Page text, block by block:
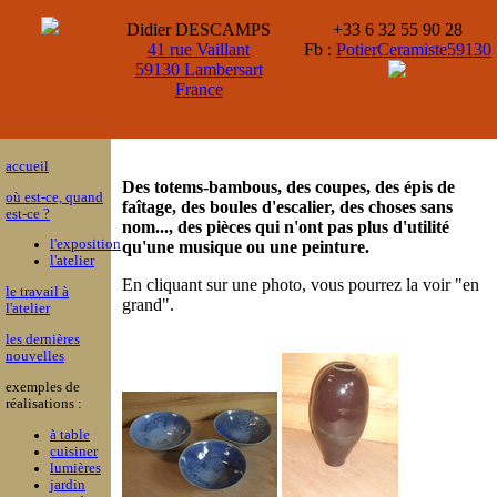
Didier DESCAMPS
41 rue Vaillant
59130 Lambersart
France
+33 6 32 55 90 28
Fb : PotierCeramiste59130
accueil
où est-ce, quand
est-ce ?
l'exposition
l'atelier
le travail à
l'atelier
les dernières
nouvelles
exemples de
réalisations :
à table
cuisiner
lumières
jardin
Des totems-bambous, des coupes, des épis de
faîtage, des boules d'escalier, des choses sans
nom..., des pièces qui n'ont pas plus d'utilité
qu'une musique ou une peinture.
En cliquant sur une photo, vous pourrez la voir "en
grand".